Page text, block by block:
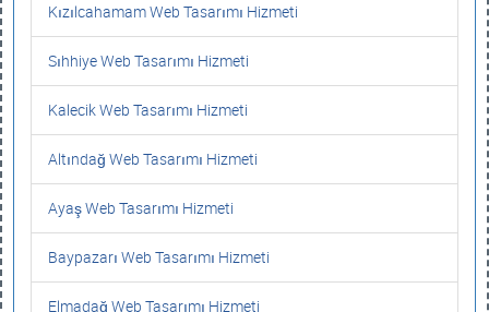
Kızılcahamam Web Tasarımı Hizmeti
Sıhhiye Web Tasarımı Hizmeti
Kalecik Web Tasarımı Hizmeti
Altındağ Web Tasarımı Hizmeti
Ayaş Web Tasarımı Hizmeti
Baypazarı Web Tasarımı Hizmeti
Elmadağ Web Tasarımı Hizmeti